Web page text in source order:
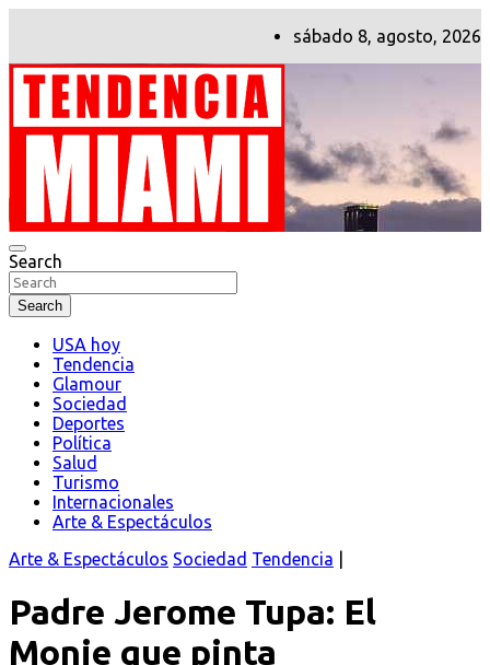
sábado 8, agosto, 2026
Tendencia Miami
Search
Search
USA hoy
Tendencia
Glamour
Sociedad
Deportes
Política
Salud
Turismo
Internacionales
Arte & Espectáculos
Arte & Espectáculos Sociedad Tendencia
Padre Jerome Tupa: El
Monje que pinta